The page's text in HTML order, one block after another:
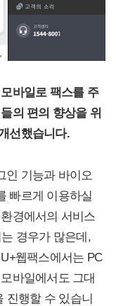
바일로 팩스를 주
의 편의 향상을 위
선했습니다.
인 기능과 바이오
빠르게 이용하실
경에서의 서비스
경우가 많은데,
웹팩스에서는 PC
바일에서도 그대
진행할 수 있습니